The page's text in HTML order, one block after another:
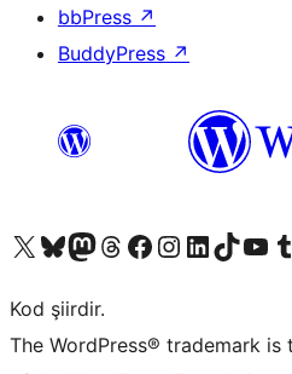
bbPress ↗
BuddyPress ↗
X (eski Twitter) hesabımıza bakın
Bluesky hesabımızı ziyaret edinMastodon hesabımızı ziyaret edinThreads hesabımızı ziyaret edinFacebook sayfamızı ziyaret edinInstagram hesabımızı ziyaret edinLinkedIn hesabımızı ziyaret edinTikTok hesabımızı ziyaret edinYouTube kanalımızı ziyaret edin
Tumblr
Kod şiirdir.
The WordPress® trademark